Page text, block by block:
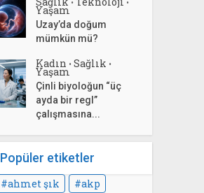
• •
Yaşam
Uzay’da doğum
mümkün mü?
Kadın • Sağlık •
Yaşam
Çinli biyoloğun “üç
ayda bir regl”
çalışmasına...
Popüler etiketler
ahmet şık
akp